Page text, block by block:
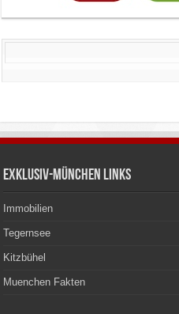
Exklusiv-München Links
Immobilien
Tegernsee
Kitzbühel
Muenchen Fakten